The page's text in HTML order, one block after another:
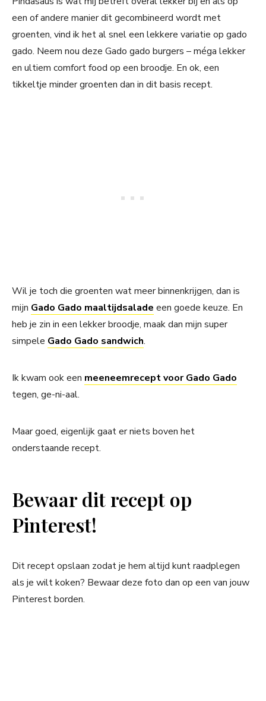
een of andere manier dit gecombineerd wordt met
groenten, vind ik het al snel een lekkere variatie op gado
gado. Neem nou deze Gado gado burgers – méga lekker
en ultiem comfort food op een broodje. En ok, een
tikkeltje minder groenten dan in dit basis recept.
Wil je toch die groenten wat meer binnenkrijgen, dan is
mijn Gado Gado maaltijdsalade een goede keuze. En
heb je zin in een lekker broodje, maak dan mijn super
simpele Gado Gado sandwich.
Ik kwam ook een meeneemrecept voor Gado Gado
tegen, ge-ni-aal.
Maar goed, eigenlijk gaat er niets boven het
onderstaande recept.
Bewaar dit recept op
Pinterest!
Dit recept opslaan zodat je hem altijd kunt raadplegen
als je wilt koken? Bewaar deze foto dan op een van jouw
Pinterest borden.